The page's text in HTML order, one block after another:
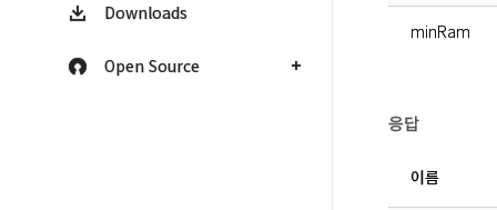
Downloads
Open Source
minRam
응답
이름